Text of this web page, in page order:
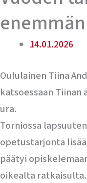
14.01.2026
Oululainen Tiina
katsoessaan
ura.
Torniossa
opetustarjonta
päätyi
oikealta